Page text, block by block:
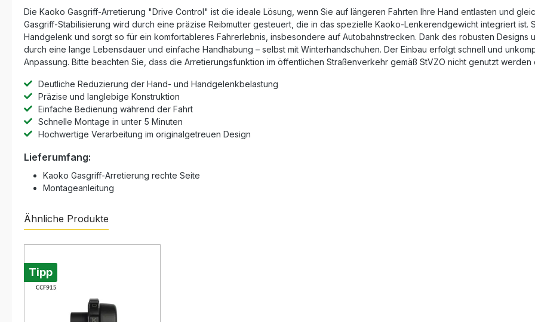
Die Kaoko Gasgriff-Arretierung "Drive Control" ist die ideale Lösung, wenn Sie auf längeren Fahrten Ihre Hand entlasten und
Gasgriff-Stabilisierung wird durch eine präzise Reibmutter gesteuert, die in das spezielle Kaoko-Lenkerendgewicht integriert ist.
Handgelenk und sorgt so für ein komfortableres Fahrerlebnis, insbesondere auf Autobahnstrecken. Dank des robusten
durch eine lange Lebensdauer und einfache Handhabung – selbst mit Winterhandschuhen. Der Einbau erfolgt schnell und
Anpassung. Bitte beachten Sie, dass die Arretierungsfunktion im öffentlichen Straßenverkehr gemäß StVZO nicht genutzt werden
Deutliche Reduzierung der Hand- und Handgelenkbelastung
Präzise und langlebige Konstruktion
Einfache Bedienung während der Fahrt
Schnelle Montage in unter 5 Minuten
Hochwertige Verarbeitung im originalgetreuen Design
Lieferumfang:
Kaoko Gasgriff-Arretierung rechte Seite
Montageanleitung
Ähnliche Produkte
Tipp